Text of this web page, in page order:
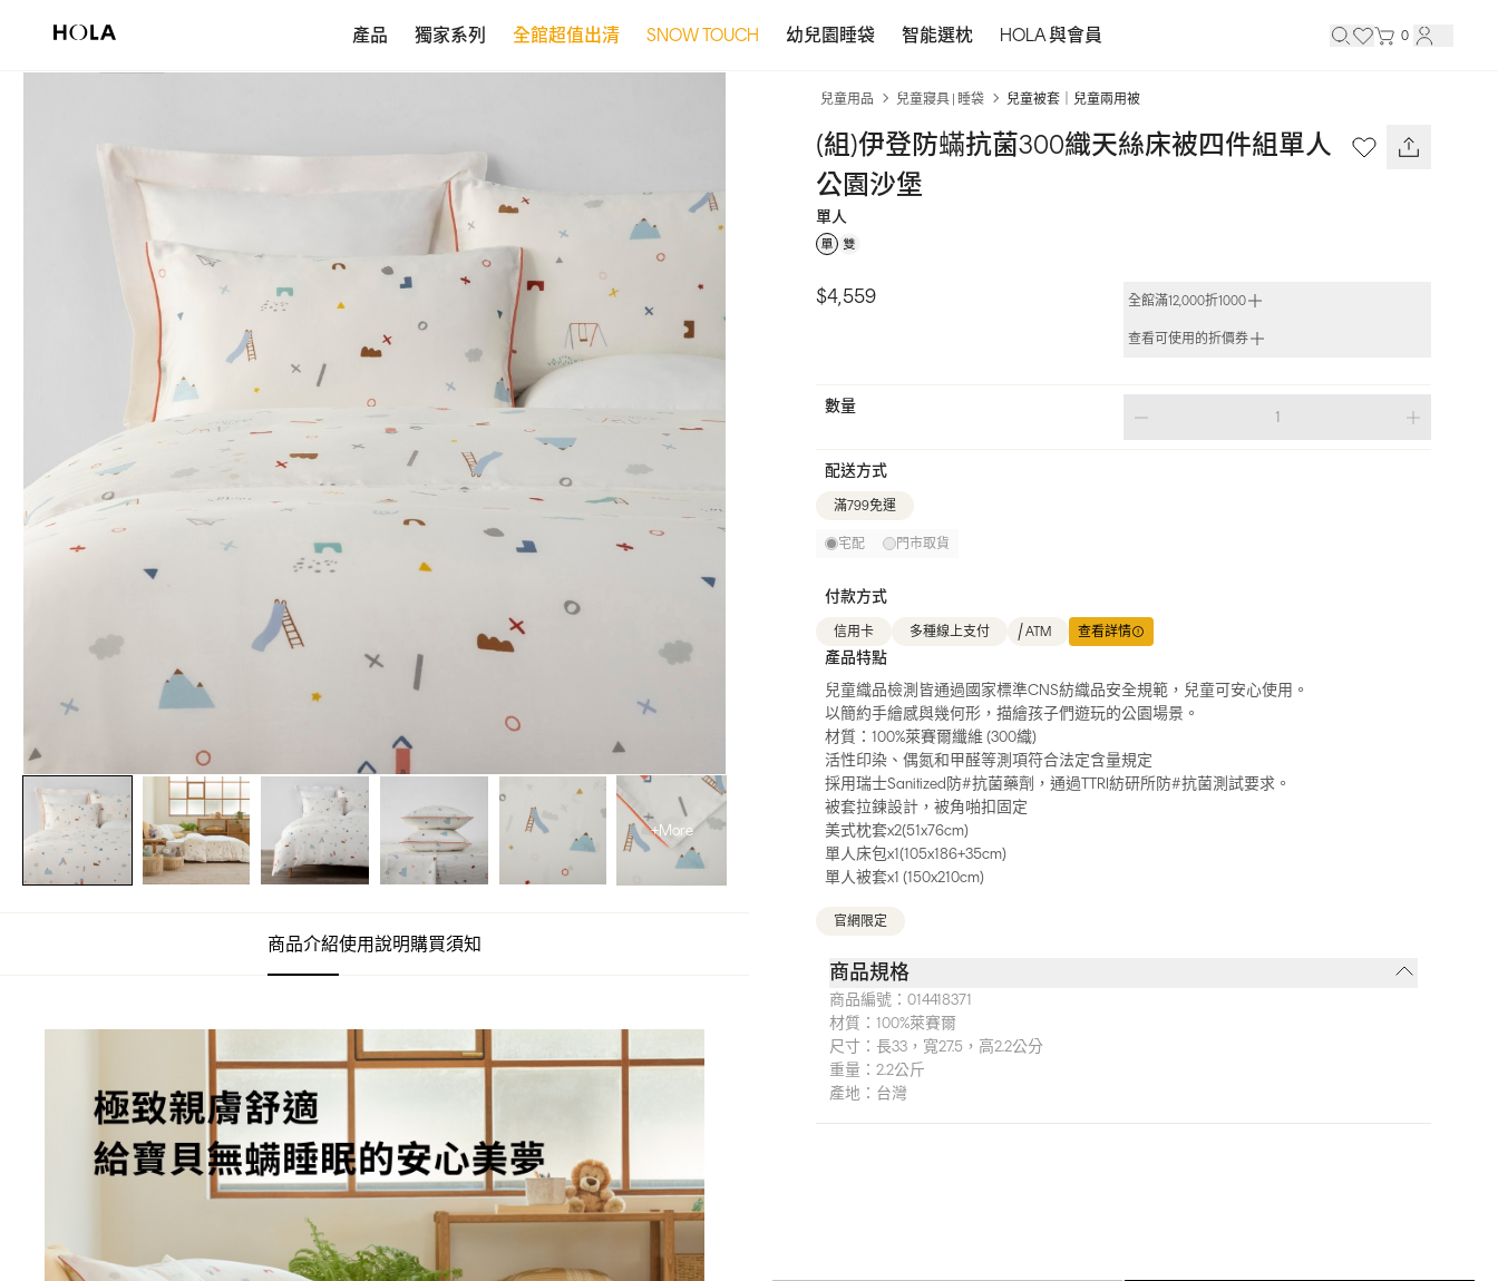
產品 獨家系列 全館超值出清 SNOW TOUCH 幼兒園睡袋 智能選枕 HOLA 與會員 0
+More
商品介紹使用說明購買須知
兒童用品 兒童寢具 | 睡袋 兒童被套｜兒童兩用被
(組)伊登防蟎抗菌300織天絲床被四件組單人
公園沙堡
單人
$4,559 全館滿12,000折1000
查看可使用的折價券
數量
配送方式
滿799免運
宅配 門市取貨
付款方式
信用卡 多種線上支付 ATM 查看詳情
產品特點
兒童織品檢測皆通過國家標準CNS紡織品安全規範，兒童可安心使用。
以簡約手繪感與幾何形，描繪孩子們遊玩的公園場景。
材質：100%萊賽爾纖維 (300織)
活性印染、偶氮和甲醛等測項符合法定含量規定
採用瑞士Sanitized防#抗菌藥劑，通過TTRI紡研所防#抗菌測試要求。
被套拉鍊設計，被角啪扣固定
美式枕套x2(51x76cm)
單人床包x1(105x186+35cm)
單人被套x1 (150x210cm)
官網限定
商品規格
商品編號： 014418371
材質： 100%萊賽爾
尺寸： 長33，寬27.5，高2.2公分
重量： 2.2公斤
產地： 台灣